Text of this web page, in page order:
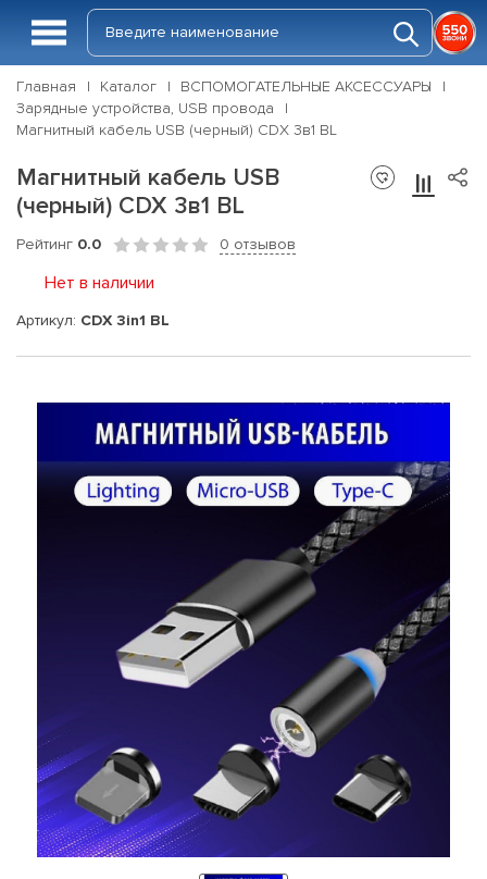
Главная Каталог
ВСПОМОГАТЕЛЬНЫЕ АКСЕССУАРЫ
Зарядные устройства, USB провода
Магнитный кабель USB (черный) CDX 3в1 BL
Магнитный кабель USB
(черный) CDX 3в1 BL
Рейтинг 0.0 0 отзывов
Нет в наличии
Артикул: CDX 3in1 BL